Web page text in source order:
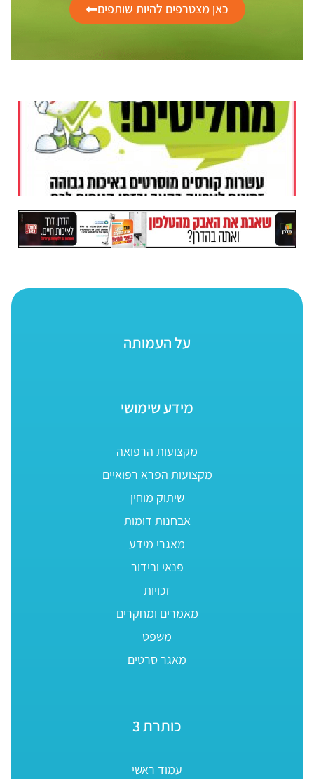
כאן מצטרפים להיות שותפים
על העמותה
מידע שימושי
מקצועות הרפואה
מקצועות הפרא רפואיים
שיתוק מוחין
אבחנות דומות
מאגרי מידע
פנאי ובידור
זכויות
מאמרים ומחקרים
משפט
מאגר סרטים
כותרת 3
עמוד ראשי